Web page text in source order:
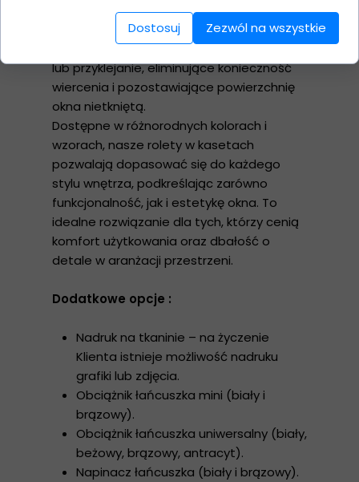
powierzchni okna. Oferujemy dwie
praktyczne opcje montażu – przykręcanie
do ramy okna dla trwałego zakotwiczenia
lub przyklejanie, eliminujące konieczność
wiercenia i pozostawiające powierzchnię
okna nietkniętą.
Dostępne w różnorodnych kolorach i
wzorach, nasze rolety w kasetach
pozwalają dopasować się do każdego
stylu wnętrza, podkreślając zarówno
funkcjonalność, jak i estetykę okna. To
idealne rozwiązanie dla tych, którzy cenią
komfort użytkowania oraz dbałość o
detale w aranżacji przestrzeni.
Dodatkowe opcje :
Nadruk na tkaninie – na życzenie
Klienta istnieje możliwość nadruku
grafiki lub zdjęcia.
Obciążnik łańcuszka mini (biały i
brązowy).
Obciążnik łańcuszka uniwersalny (biały,
beżowy, brązowy, antracyt).
Napinacz łańcuszka (biały i brązowy).
Dostosuj Zezwól na wszystkie